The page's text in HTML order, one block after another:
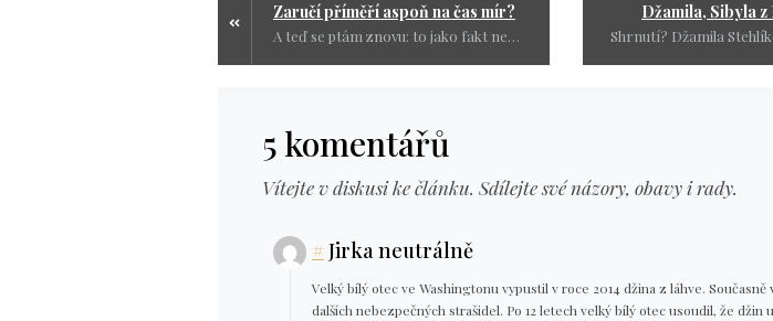
Zaručí příměří aspoň na čas mír?
A teď se ptám znovu: to jako fakt nešlo udělat dřív? Nebo by se pak zbrojaři a lobbisti nenažrali dost? Kdy se přestaneme tvářit, že válka je o svobodě a ne o penězích?
Džamila, Sibyla
5 komentářů
Vítejte v diskusi ke článku. Sdílejte své názory, obavy i rady.
#Jirka neutrálně
Velký bílý otec ve Washingtonu vypustil v roce 2014 džina z láhve.
dalších nebezpečných strašidel. Po 12 letech velký bílý otec usoudil, že džin